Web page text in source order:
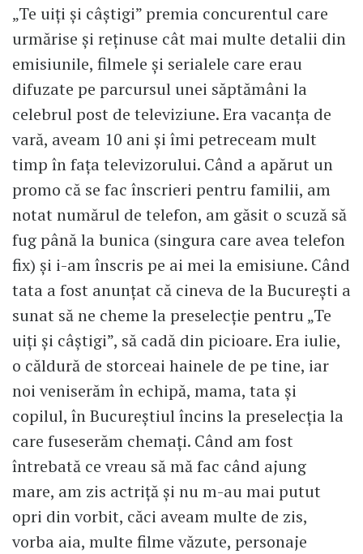
„Te uiți și câștigi” premia concurentul care
urmărise și reținuse cât mai multe detalii din
emisiunile, filmele și serialele care erau
difuzate pe parcursul unei săptămâni la
celebrul post de televiziune. Era vacanța de
vară, aveam 10 ani și îmi petreceam mult
timp în fața televizorului. Când a apărut un
promo că se fac înscrieri pentru familii, am
notat numărul de telefon, am găsit o scuză să
fug până la bunica (singura care avea telefon
fix) și i-am înscris pe ai mei la emisiune. Când
tata a fost anunțat că cineva de la București a
sunat să ne cheme la preselecție pentru „Te
uiți și câștigi”, să cadă din picioare. Era iulie,
o căldură de storceai hainele de pe tine, iar
noi veniserăm în echipă, mama, tata și
copilul, în Bucureștiul încins la preselecția la
care fuseserăm chemați. Când am fost
întrebată ce vreau să mă fac când ajung
mare, am zis actriță și nu m-au mai putut
opri din vorbit, căci aveam multe de zis,
vorba aia, multe filme văzute, personaje